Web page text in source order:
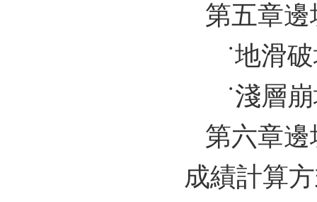
第五章
˙地滑
˙淺層
第六章
成績計算